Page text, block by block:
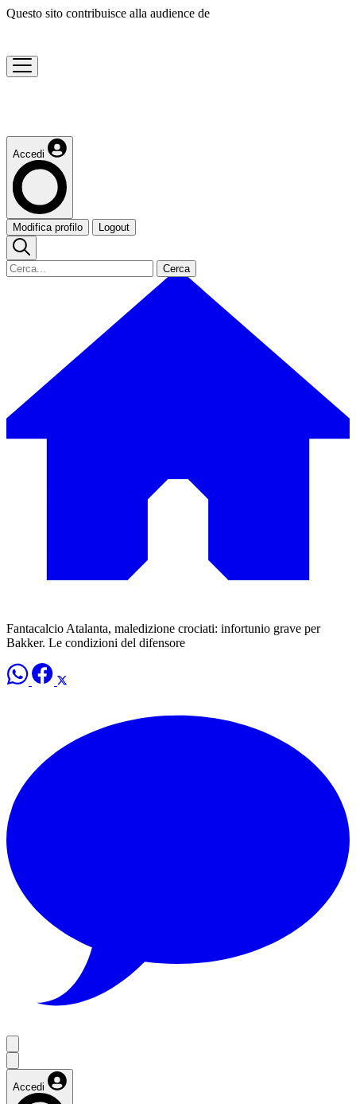
Questo sito contribuisce alla audience de
Accedi
Modifica profilo Logout
Cerca
Fantacalcio Atalanta, maledizione crociati: infortunio grave per
Bakker. Le condizioni del difensore
Accedi